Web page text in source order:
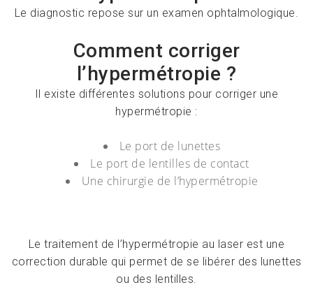
Le diagnostic repose sur un examen ophtalmologique.
Comment corriger
l’hypermétropie ?
Il existe différentes solutions pour corriger une
hypermétropie :
Le port de lunettes
Le port de lentilles de contact
Une chirurgie de l’hypermétropie
Le traitement de l’hypermétropie au laser est une
correction durable qui permet de se libérer des lunettes
ou des lentilles.